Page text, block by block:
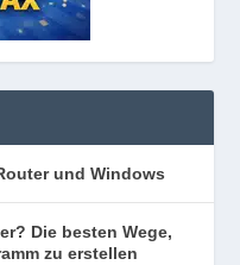
und Windows
Die besten Wege,
zu erstellen